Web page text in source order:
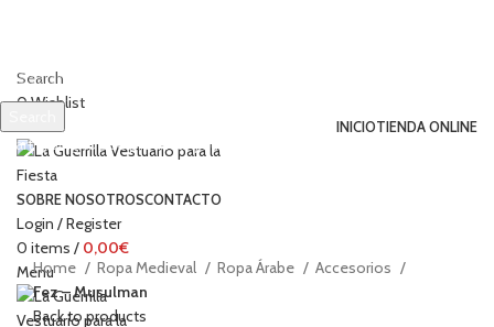
Search
0Wishlist
INICIOTIENDA ONLINE
SOBRE NOSOTROSCONTACTO
Login / Register
0 items / 0,00€
Menu
Click to enlarge
Home Ropa Medieval Ropa Árabe
Accesorios
Fez – Musulman
Back to products
Start typing to see products you are looking for.